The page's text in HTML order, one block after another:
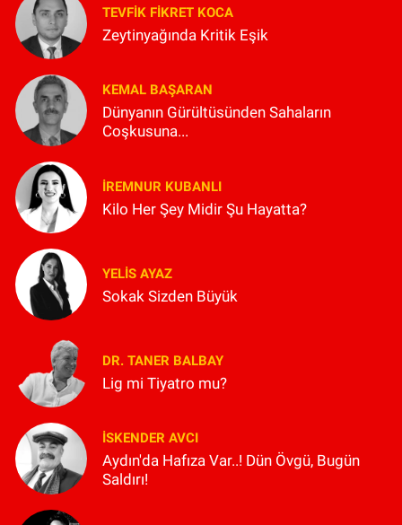
TEVFIK FIKRET KOCA
Zeytinyağında Kritik Eşik
KEMAL BAŞARAN
Dünyanın Gürültüsünden Sahaların
Coşkusuna...
İREMNUR KUBANLI
Kilo Her Şey Midir Şu Hayatta?
YELIS AYAZ
Sokak Sizden Büyük
DR. TANER BALBAY
Lig mi Tiyatro mu?
İSKENDER AVCI
Aydın'da Hafıza Var..! Dün Övgü, Bugün
Saldırı!